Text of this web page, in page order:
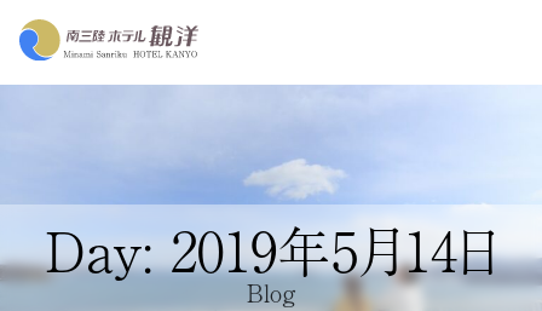
Day: 2019年5月14日
Blog